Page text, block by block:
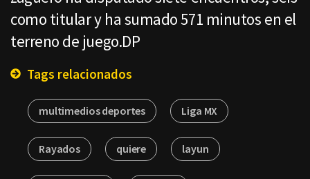
como titular y ha sumado 571 minutos en el
terreno de juego.DP
Tags relacionados
multimedios deportes Liga MX
Rayados quiere layun